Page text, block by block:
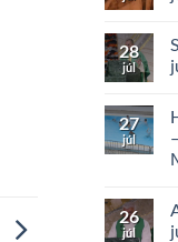
28
júl
27
júl
26
júl